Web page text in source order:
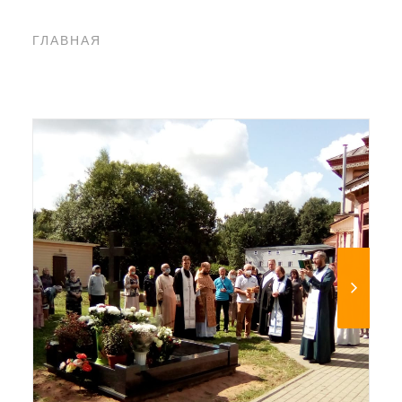
ГЛАВНАЯ